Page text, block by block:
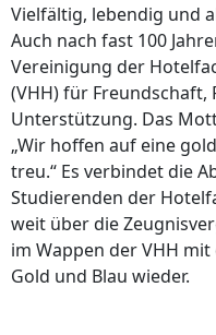
Vielfältig, lebendig und
Auch nach fast 100
Vereinigung der
(VHH) für Freundschaft,
Unterstützung. Das
„Wir hoffen auf eine
treu.“ Es verbindet die
Studierenden der
weit über die
im Wappen der VHH
Gold und Blau wieder.